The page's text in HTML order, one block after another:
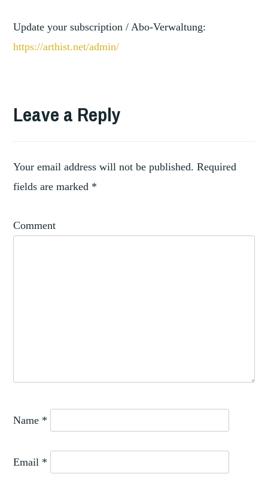
Update your subscription / Abo-Verwaltung:
https://arthist.net/admin/
NETWORKING
Leave a Reply
Your email address will not be published. Required
fields are marked *
Comment
Name *
Email *